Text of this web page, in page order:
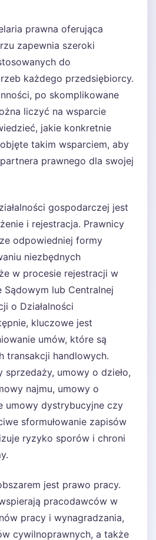
prawna oferująca
zapewnia szeroki
do
każdego przedsiębiorcy.
po skomplikowane
liczyć na wsparcie
jakie konkretnie
takim wsparciem, aby
prawnego dla swojej
gospodarczej jest
i rejestracja. Prawnicy
odpowiedniej formy
niezbędnych
w procesie rejestracji w
Sądowym lub Centralnej
o Działalności
kluczowe jest
umów, które są
transakcji handlowych.
sprzedaży, umowy o dzieło,
najmu, umowy o
umowy dystrybucyjne czy
sformułowanie zapisów
ryzyko sporów i chroni
jest prawo pracy.
pracodawców w
pracy i wynagradzania,
cywilnoprawnych, a także